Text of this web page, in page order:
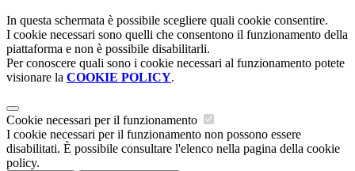
In questa schermata è possibile scegliere quali cookie consentire.
I cookie necessari sono quelli che consentono il funzionamento della
piattaforma e non è possibile disabilitarli.
Per conoscere quali sono i cookie necessari al funzionamento potete
visionare la COOKIE POLICY.
Cookie necessari per il funzionamento
I cookie necessari per il funzionamento non possono essere
disabilitati. È possibile consultare l'elenco nella pagina della cookie
policy.